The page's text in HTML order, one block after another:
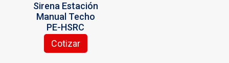
Sirena Estación
Manual Techo
PE-HSRC
Cotizar